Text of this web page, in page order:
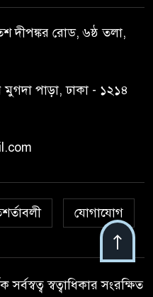
মিলল হারমোনিয়াম
রাষ্ট্রপতি নির্বাচন,
বিজিবি সেক্টর সদর দপ্তর
লংলেই পাড়ায়
সেনাবাহিনীর উদ্যোগে
সৌরচালিত সুপেয় পানির
দীপঙ্কর রোড, ৬ষ্ঠ তলা,
মুগদা পাড়া, ঢাকা - ১২১৪
যোগাযোগ
স্বত্বাধিকার সংরক্ষিত